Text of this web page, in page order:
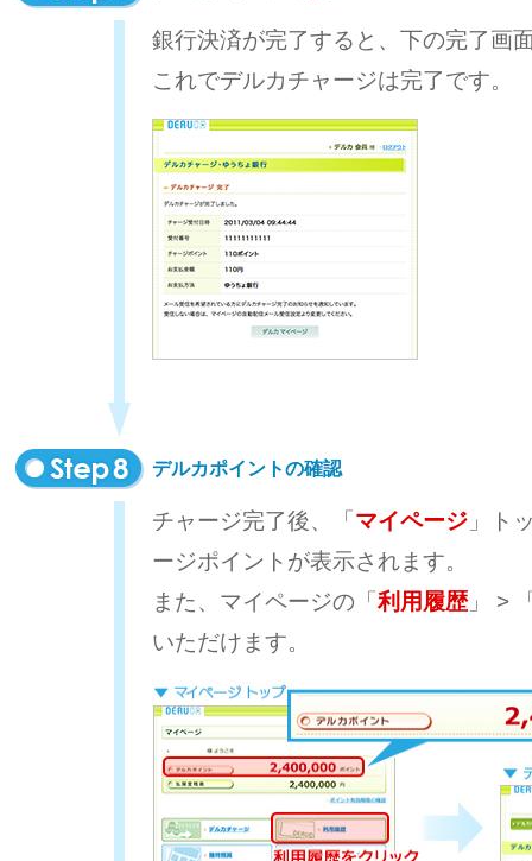
銀行決済が完了すると、下の完了画
これでデルカチャージは完了です。
デルカポイントの確認
チャージ完了後、「マイページ 」ト
ージポイントが表示されます。
また、マイページの「利用履歴」 >
いただけます。